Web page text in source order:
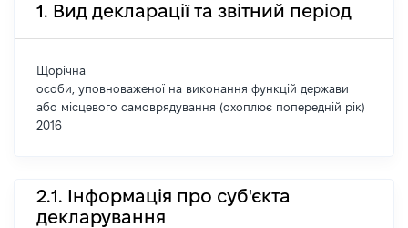
1. Вид декларації та звітний період
Щорічна
особи, уповноваженої на виконання функцій держави
або місцевого самоврядування (охоплює попередній рік)
2016
2.1. Інформація про суб'єкта
декларування